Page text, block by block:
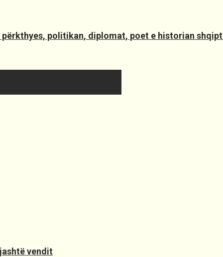
politikan, diplomat, poet e historian
vendit